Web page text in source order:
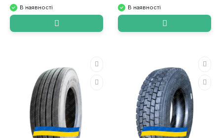
В наявності В наявності